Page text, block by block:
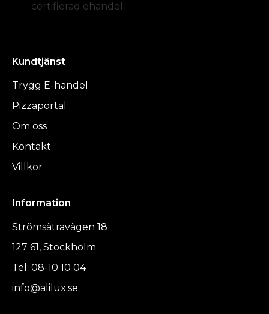
certifierad ehandel
Kundtjänst
Trygg E-handel
Pizzaportal
Om oss
Kontakt
Villkor
Information
Strömsätravägen 18
127 61, Stockholm
Tel: 08-10 10 04
info@alilux.se